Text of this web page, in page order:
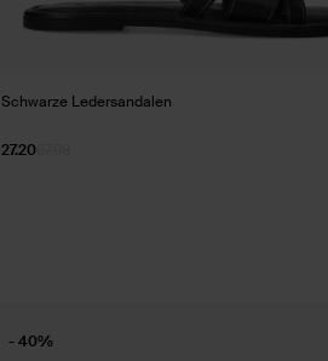
Schwarze Ledersandalen
27.20
- 40%